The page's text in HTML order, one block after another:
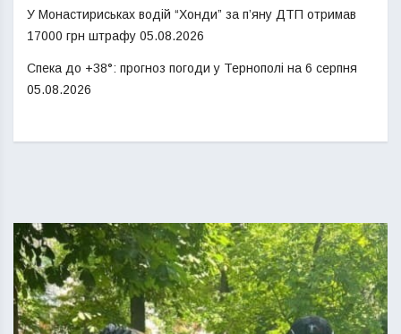
У Монастириськах водій “Хонди” за п’яну ДТП отримав
17000 грн штрафу 05.08.2026
Спека до +38°: прогноз погоди у Тернополі на 6 серпня
05.08.2026